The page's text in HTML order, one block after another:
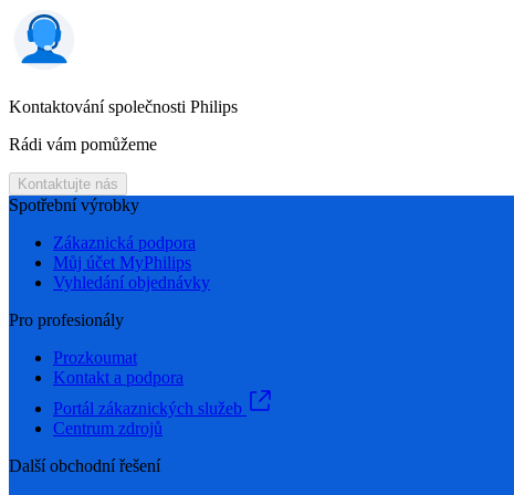
Kontaktování společnosti Philips
Rádi vám pomůžeme
Kontaktujte nás
Spotřební výrobky
Zákaznická podpora
Můj účet MyPhilips
Vyhledání objednávky
Pro profesionály
Prozkoumat
Kontakt a podpora
Portál zákaznických služeb
Centrum zdrojů
Další obchodní řešení